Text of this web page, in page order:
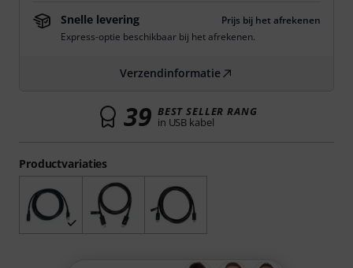
Productvariaties
Snelle levering
Prijs bij het afrekenen
Express-optie beschikbaar bij het afrekenen.
Verzendinformatie
39 BEST SELLER RANG
in USB kabel